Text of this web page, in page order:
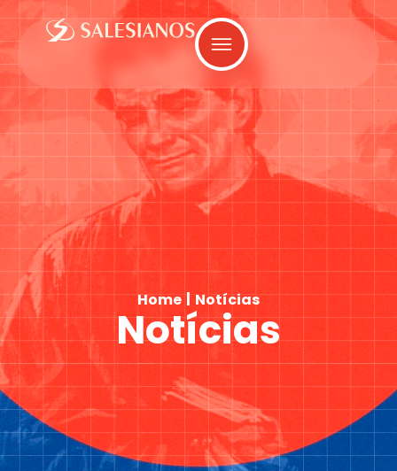
Home | Notícias
Notícias